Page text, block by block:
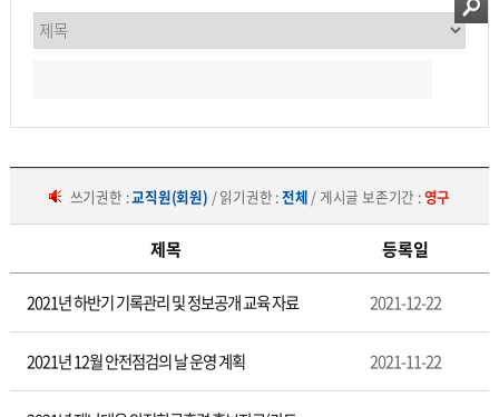
쓰기권한 :교직원(회원) / 읽기권한 :전체 / 게시글 보존기간 :영구
제목 등록일
2021년 하반기 기록관리 및 정보공개 교육 자료 2021-12-22
2021년 12월 안전점검의 날 운영 계획 2021-11-22